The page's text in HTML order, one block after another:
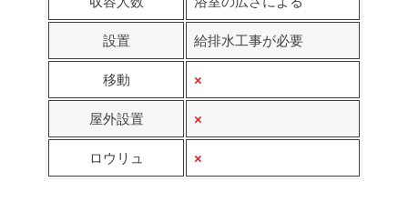
設置 給排水工事が必要
移動 ×
屋外設置 ×
ロウリュ ×